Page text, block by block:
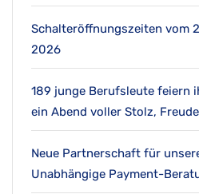
Schalteröffnungszeiten vom
2026
189 junge Berufsleute feiern
ein Abend voller Stolz,
Neue Partnerschaft für
Unabhängige Payment-